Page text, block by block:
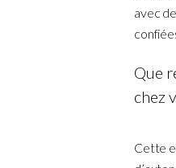
avec
Que
chez
Cette